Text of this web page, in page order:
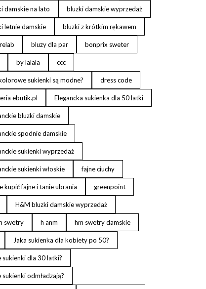
damskie na lato bluzki damskie wyprzedaż
letnie damskie bluzki z krótkim rękawem
bluzy dla par bonprix sweter
by lalala ccc
sukienki są modne? dress code
ebutik.pl Elegancka sukienka dla 50 latki
bluzki damskie
spodnie damskie
sukienki wyprzedaż
sukienki włoskie fajne ciuchy
kupić fajne i tanie ubrania greenpoint
H&M bluzki damskie wyprzedaż
swetry h anm hm swetry damskie
Jaka sukienka dla kobiety po 50?
sukienki dla 30 latki?
sukienki odmładzają?